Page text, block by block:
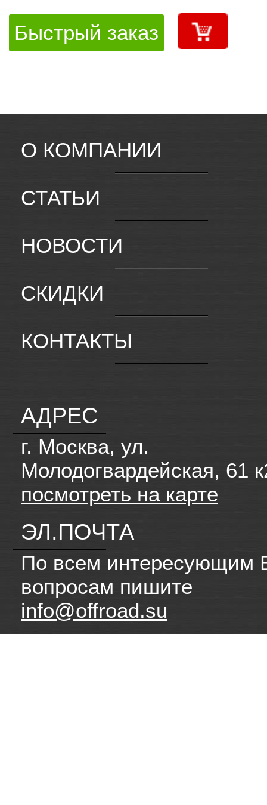
Быстрый заказ
О КОМПАНИИ
СТАТЬИ
НОВОСТИ
СКИДКИ
КОНТАКТЫ
АДРЕС
г. Москва, ул.
Молодогвардейская, 61
посмотреть на карте
ЭЛ.ПОЧТА
По всем интересующим
вопросам пишите
info@offroad.su